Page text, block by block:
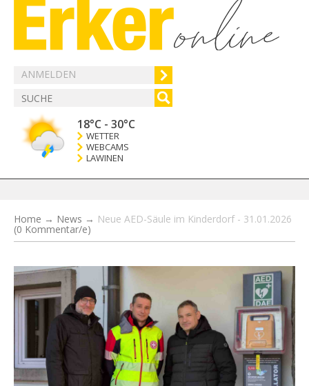
ANMELDEN
18°C - 30°C
WETTER
WEBCAMS
LAWINEN
Home → News → Neue AED-Säule im Kinderdorf - 31.01.2026
(0 Kommentar/e)